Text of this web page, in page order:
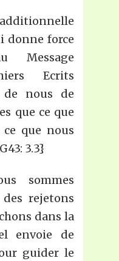
donne force
Message
Ecrits
nous de
que ce que
que nous
3.3}
sommes
rejetons
dans la
envoie de
guider le